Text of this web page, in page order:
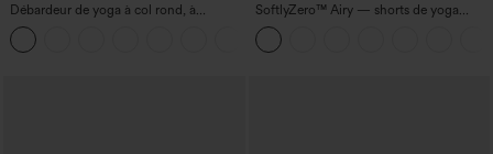
Débardeur de yoga à col rond, à
fronces, effet rafraîchissant - UPF50+
SoftlyZero™ Airy — shorts de yoga
super taille haute 2-en-1 InstantCool
avec poches